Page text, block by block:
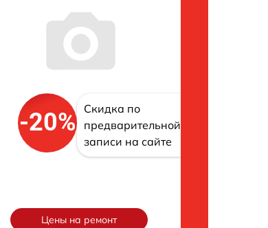
-20%
Скидка по
предварительной
записи на сайте
Цены на ремонт